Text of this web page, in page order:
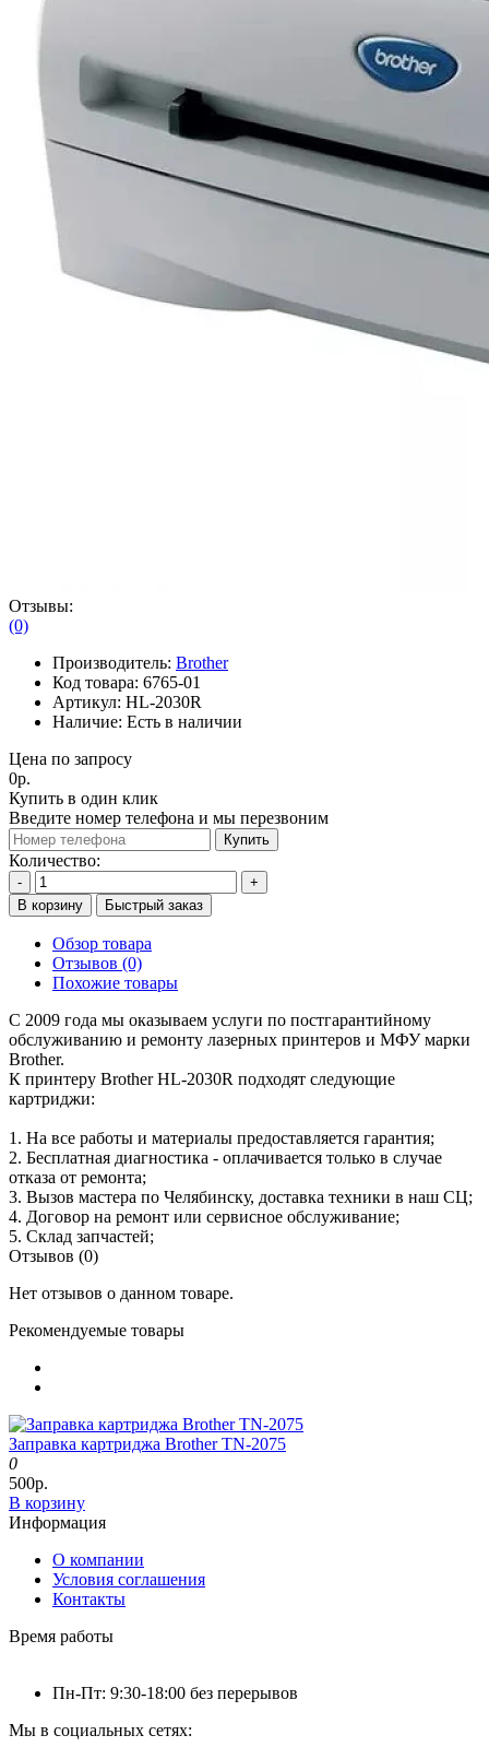
Отзывы:
(0)
Производитель: Brother
Код товара: 6765-01
Артикул: HL-2030R
Наличие: Есть в наличии
Цена по запросу
0р.
Купить в один клик
Введите номер телефона и мы перезвоним
Купить
Количество:
-
+
В корзину
Быстрый заказ
Обзор товара
Отзывов (0)
Похожие товары
С 2009 года мы оказываем услуги по постгарантийному
обслуживанию и ремонту лазерных принтеров и МФУ марки
Brother.
К принтеру Brother HL-2030R подходят следующие
картриджи:
1. На все работы и материалы предоставляется гарантия;
2. Бесплатная диагностика - оплачивается только в случае
отказа от ремонта;
3. Вызов мастера по Челябинску, доставка техники в наш СЦ;
4. Договор на ремонт или сервисное обслуживание;
5. Склад запчастей;
Отзывов (0)
Нет отзывов о данном товаре.
Рекомендуемые товары
Заправка картриджа Brother TN-2075
0
500р.
В корзину
Информация
О компании
Условия соглашения
Контакты
Время работы
Пн-Пт: 9:30-18:00 без перерывов
Мы в социальных сетях: